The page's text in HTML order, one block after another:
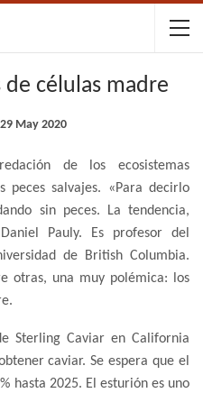
de células madre
29 May 2020
de los ecosistemas
peces salvajes. «Para decirlo
sin peces. La tendencia,
Pauly. Es profesor del
de British Columbia.
otras, una muy polémica: los
Sterling Caviar en California
caviar. Se espera que el
hasta 2025. El esturión es uno